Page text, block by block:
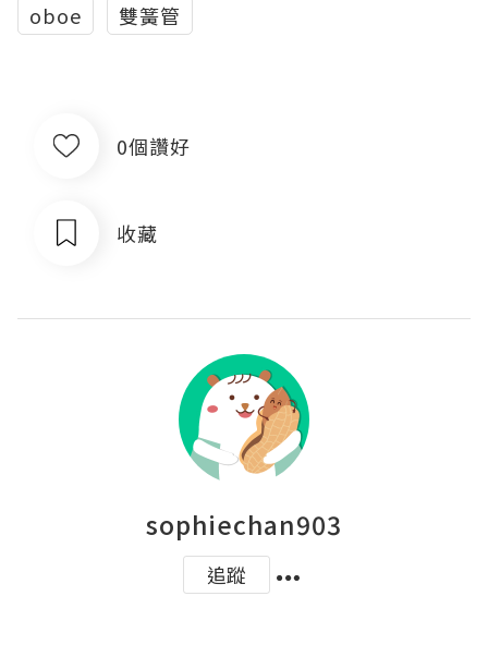
oboe 雙簧管
0個讚好
收藏
sophiechan903
追蹤